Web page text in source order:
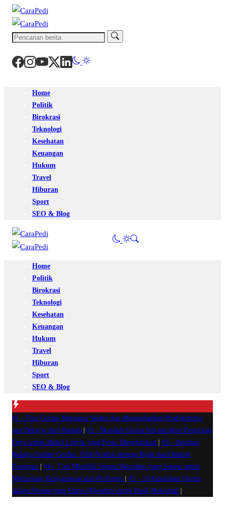
Home
Politik
Birokrasi
Teknologi
Kesehatan
Keuangan
Hukum
Travel
Hiburan
Sport
SEO & Blog
Home
Politik
Birokrasi
Teknologi
Kesehatan
Keuangan
Hukum
Travel
Hiburan
Sport
SEO & Blog
#1 - Tips Cerdas Mengatur Waktu dan Meningkatkan Produktivitas
saat Bekerja dari Rumah
#2 - Masalah Utama Infrastruktur Pengisian
Daya untuk Mobil Listrik yang Perlu Diperhatikan
#3 - Panduan
Belanja Online Cerdas: Pilih Produk dengan Bijak dan Hindari
Penipuan
#4 - Tips Memilih Sepatu Marathon yang Sesuai untuk
Menunjang Kenyamanan dan Performa
#5 - 10 Kesalahan Umum
dalam Fitness yang Harus Dihindari untuk Hasil Maksimal